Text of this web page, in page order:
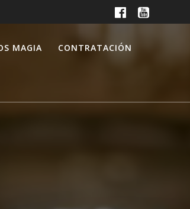
MAGIA CONTRATACIÓN